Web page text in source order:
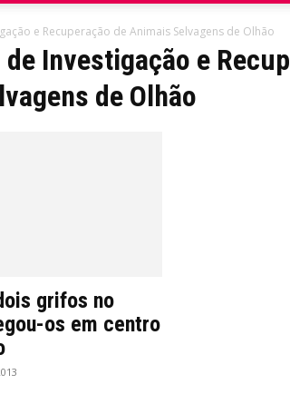
e Recuperação de Animais Selvagens de Olhão
de Investigação e
de Olhão
grifos no
os em centro